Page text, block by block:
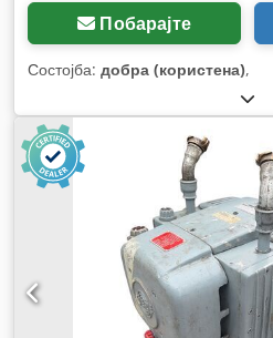
Побарајте
Состојба: добра (користена),